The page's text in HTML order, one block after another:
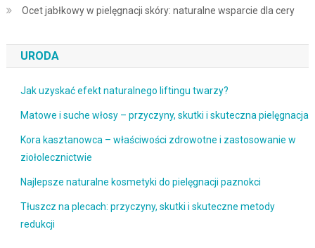
Ocet jabłkowy w pielęgnacji skóry: naturalne wsparcie dla cery
URODA
Jak uzyskać efekt naturalnego liftingu twarzy?
Matowe i suche włosy – przyczyny, skutki i skuteczna pielęgnacja
Kora kasztanowca – właściwości zdrowotne i zastosowanie w
ziołolecznictwie
Najlepsze naturalne kosmetyki do pielęgnacji paznokci
Tłuszcz na plecach: przyczyny, skutki i skuteczne metody
redukcji